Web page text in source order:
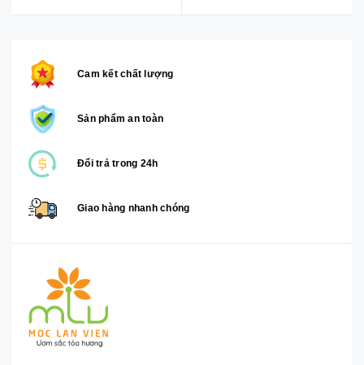
Cam kết chất lượng
Sản phẩm an toàn
Đổi trả trong 24h
Giao hàng nhanh chóng